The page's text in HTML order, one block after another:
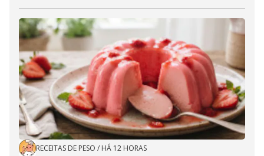
RECEITAS DE PESO / HÁ 12 HORAS